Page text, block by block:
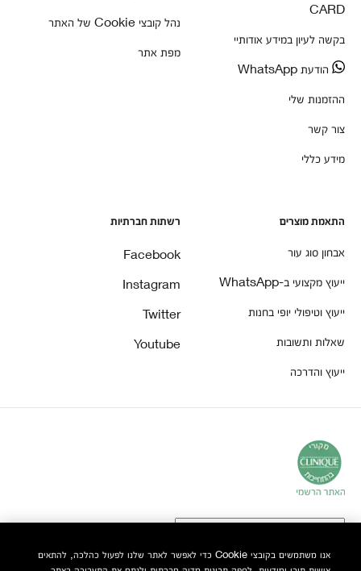
CARD
בקשה לעיון במידע אודותיי
הודעת WhatsApp
ההזמנות שלי
צור קשר
מידע כללי
נהל קובצי Cookie של האתר
מפת אתר
התאמת מוצרים
אבחון סוג עור
ייעוץ מקצועי ב-WhatsApp
ייעוץ וטיפולי יופי בחנות
שאלות ותשובות
ייעוץ והדרכה
רשתות חברתיות
Facebook
Instagram
Twitter
Youtube
אנו משתמשים בקובצי Cookie כדי לאפשר לאתר שלנו לפעול כהלכה, להתאים